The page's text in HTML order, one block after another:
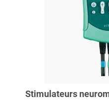
Stimulateurs